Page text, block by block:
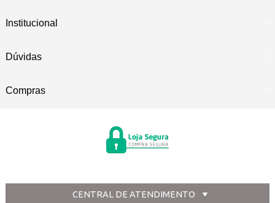
Institucional
Dúvidas
Compras
CENTRAL DE ATENDIMENTO